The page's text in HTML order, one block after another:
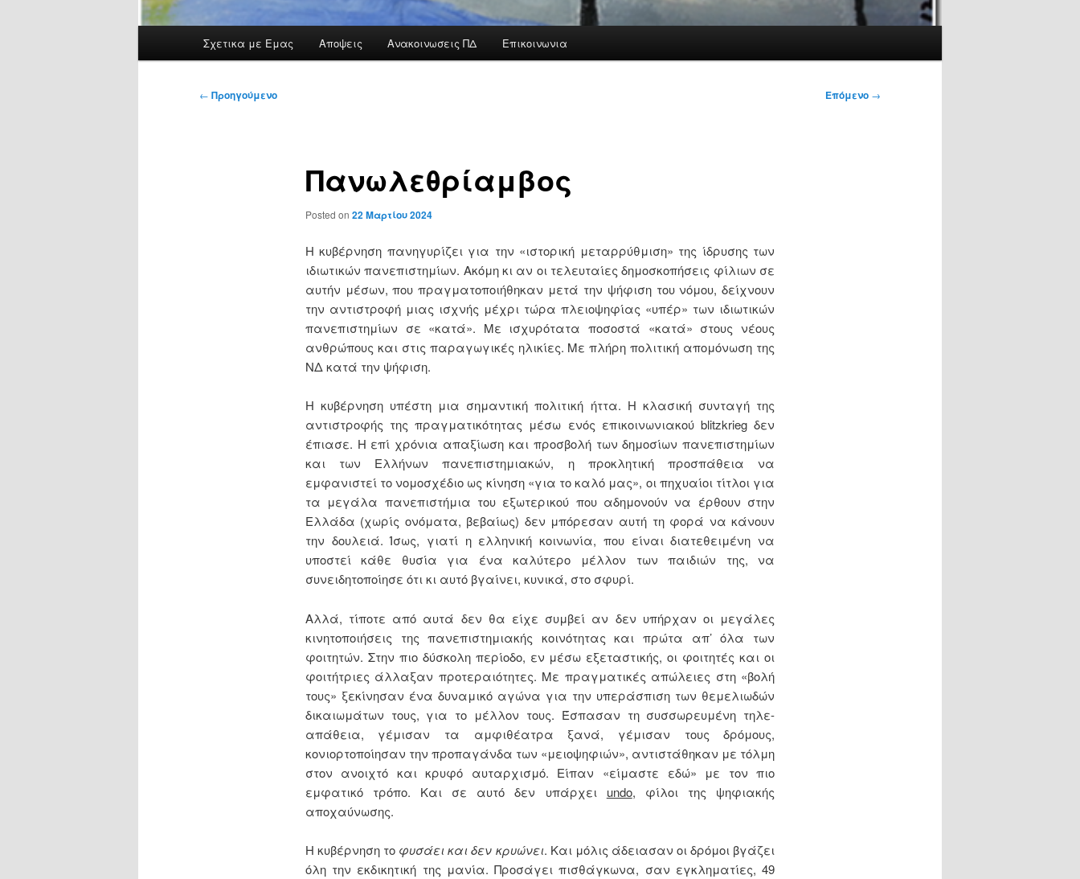
Σχετικα με Εμας Αποψεις Ανακοινωσεις ΠΔ Επικοινωνια
Πλοήγηση
← Προηγούμενο Επόμενο →
Πανωλεθρίαμβος
Posted on 22 Μαρτίου 2024
Η κυβέρνηση πανηγυρίζει για την «ιστορική μεταρρύθμιση» της ίδρυσης των
ιδιωτικών πανεπιστημίων. Ακόμη κι αν οι τελευταίες δημοσκοπήσεις φίλιων σε
αυτήν μέσων, που πραγματοποιήθηκαν μετά την ψήφιση του νόμου, δείχνουν
την αντιστροφή μιας ισχνής μέχρι τώρα πλειοψηφίας «υπέρ» των ιδιωτικών
πανεπιστημίων σε «κατά». Με ισχυρότατα ποσοστά «κατά» στους νέους
ανθρώπους και στις παραγωγικές ηλικίες. Με πλήρη πολιτική απομόνωση της
ΝΔ κατά την ψήφιση.
Η κυβέρνηση υπέστη μια σημαντική πολιτική ήττα. Η κλασική συνταγή της
αντιστροφής της πραγματικότητας μέσω ενός επικοινωνιακού blitzkrieg δεν
έπιασε. Η επί χρόνια απαξίωση και προσβολή των δημοσίων πανεπιστημίων
και των Ελλήνων πανεπιστημιακών, η προκλητική προσπάθεια να
εμφανιστεί το νομοσχέδιο ως κίνηση «για το καλό μας», οι πηχυαίοι τίτλοι για
τα μεγάλα πανεπιστήμια του εξωτερικού που αδημονούν να έρθουν στην
Ελλάδα (χωρίς ονόματα, βεβαίως) δεν μπόρεσαν αυτή τη φορά να κάνουν
την δουλειά. Ίσως, γιατί η ελληνική κοινωνία, που είναι διατεθειμένη να
υποστεί κάθε θυσία για ένα καλύτερο μέλλον των παιδιών της, να
συνειδητοποίησε ότι κι αυτό βγαίνει, κυνικά, στο σφυρί.
Αλλά, τίποτε από αυτά δεν θα είχε συμβεί αν δεν υπήρχαν οι μεγάλες
κινητοποιήσεις της πανεπιστημιακής κοινότητας και πρώτα απ’ όλα των
φοιτητών. Στην πιο δύσκολη περίοδο, εν μέσω εξεταστικής, οι φοιτητές και οι
φοιτήτριες άλλαξαν προτεραιότητες. Με πραγματικές απώλειες στη «βολή
τους» ξεκίνησαν ένα δυναμικό αγώνα για την υπεράσπιση των θεμελιωδών
δικαιωμάτων τους, για το μέλλον τους. Έσπασαν τη συσσωρευμένη τηλε-
απάθεια, γέμισαν τα αμφιθέατρα ξανά, γέμισαν τους δρόμους,
κονιορτοποίησαν την προπαγάνδα των «μειοψηφιών», αντιστάθηκαν με τόλμη
στον ανοιχτό και κρυφό αυταρχισμό. Είπαν «είμαστε εδώ» με τον πιο
εμφατικό τρόπο. Και σε αυτό δεν υπάρχει undo, φίλοι της ψηφιακής
αποχαύνωσης.
Η κυβέρνηση το φυσάει και δεν κρυώνει. Και μόλις άδειασαν οι δρόμοι βγάζει
όλη την εκδικητική της μανία. Προσάγει πισθάγκωνα, σαν εγκληματίες, 49